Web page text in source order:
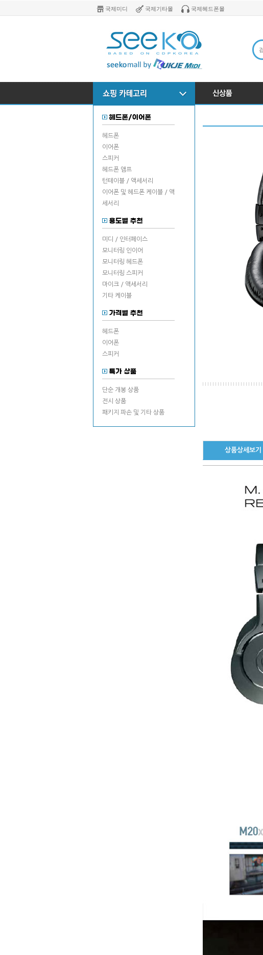
국제미디 국제기타몰 국제헤드폰몰
헤드폰
이어폰
스피커
헤드폰 앰프
턴테이블 / 액세서리
이어폰 및 헤드폰 케이블 / 액
세서리
미디 / 인터페이스
모니터링 인이어
모니터링 헤드폰
모니터링 스피커
마이크 / 액세서리
기타 케이블
헤드폰
이어폰
스피커
단순 개봉 상품
전시 상품
패키지 파손 및 기타 상품
상품상세보기